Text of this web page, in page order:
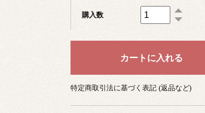
購入数
特定商取引法に基づく表記 (返品など)